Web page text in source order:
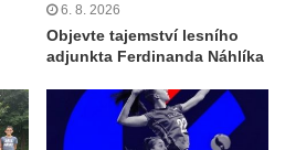
6. 8. 2026
Objevte tajemství lesního
adjunkta Ferdinanda Náhlíka